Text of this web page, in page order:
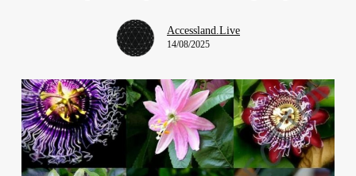
Accessland.Live
14/08/2025